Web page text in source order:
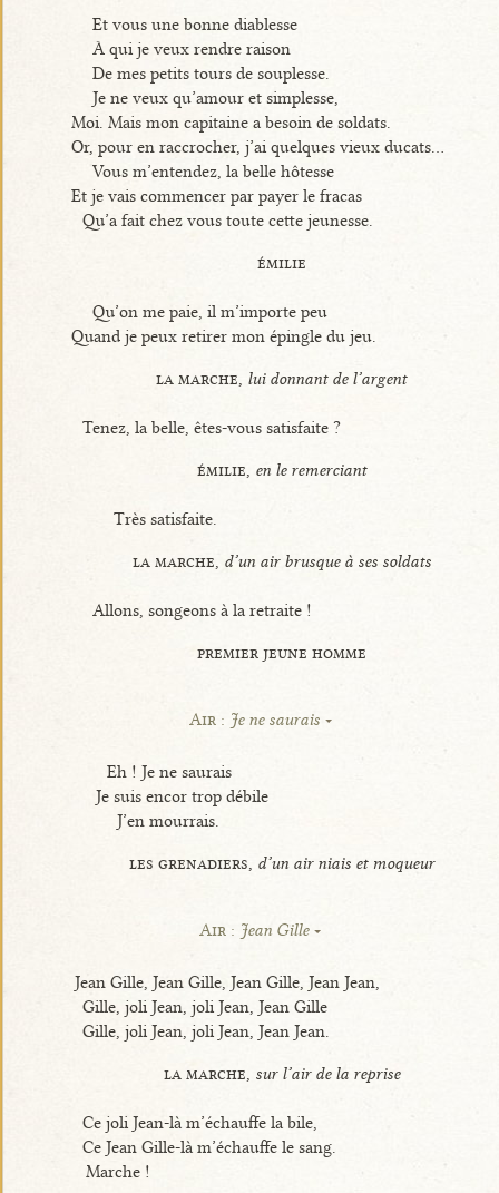
Et vous une bonne diablesse
À qui je veux rendre raison
De mes petits tours de souplesse.
Je ne veux qu’amour et simplesse,
Moi. Mais mon capitaine a besoin de soldats.
Or, pour en raccrocher, j’ai quelques vieux ducats...
Vous m’entendez, la belle hôtesse
Et je vais commencer par payer le fracas
Qu’a fait chez vous toute cette jeunesse.
émilie
Qu’on me paie, il m’importe peu
Quand je peux retirer mon épingle du jeu.
la marche, lui donnant de l’argent
Tenez, la belle, êtes-vous satisfaite ?
émilie, en le remerciant
Très satisfaite.
la marche, d’un air brusque à ses soldats
Allons, songeons à la retraite !
premier jeune homme
Air : Je ne saurais
Eh ! Je ne saurais
Je suis encor trop débile
J’en mourrais.
les grenadiers, d’un air niais et moqueur
Air : Jean Gille
Jean Gille, Jean Gille, Jean Gille, Jean Jean,
Gille, joli Jean, joli Jean, Jean Gille
Gille, joli Jean, joli Jean, Jean Jean.
la marche, sur l’air de la reprise
Ce joli Jean-là m’échauffe la bile,
Ce Jean Gille-là m’échauffe le sang.
Marche !